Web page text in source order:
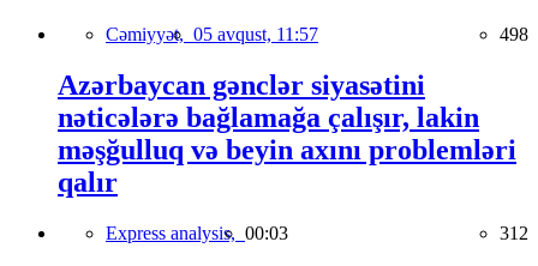
Cəmiyyət, 05 avqust, 11:57 498
Azərbaycan gənclər siyasətini
nəticələrə bağlamağa çalışır, lakin
məşğulluq və beyin axını problemləri
qalır
Express analysis, 00:03 312